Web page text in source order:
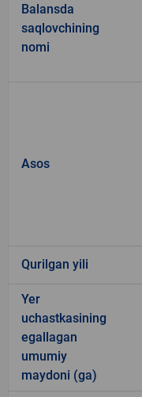
Balansda
saqlovchining
nomi
Asos
Qurilgan yili
Yer
uchastkasining
egallagan
umumiy
maydoni (ga)